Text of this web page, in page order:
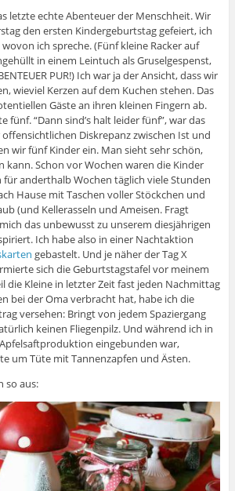
letzte echte Abenteuer der Menschheit. Wir
den ersten Kindergeburtstag gefeiert, ich
ich spreche. (Fünf kleine Racker auf
in einem Leintuch als Gruselgespenst,
PUR!) Ich war ja der Ansicht, dass wir
wieviel Kerzen auf dem Kuchen stehen. Das
Gäste an ihren kleinen Fingern ab.
fünf. “Dann sind’s halt leider fünf”, war das
offensichtlichen Diskrepanz zwischen Ist und
wir fünf Kinder ein. Man sieht sehr schön,
kann. Schon vor Wochen waren die Kinder
anderthalb Wochen täglich viele Stunden
Hause mit Taschen voller Stöckchen und
(und Kellerasseln und Ameisen. Fragt
das unbewusst zu unserem diesjährigen
Ich habe also in einer Nachtaktion
gebastelt. Und je näher der Tag X
sich die Geburtstagstafel vor meinem
die Kleine in letzter Zeit fast jeden Nachmittag
bei der Oma verbracht hat, habe ich die
versehen: Bringt von jedem Spaziergang
keinen Fliegenpilz. Und während ich in
eingebunden war,
um Tüte mit Tannenzapfen und Ästen.
so aus: